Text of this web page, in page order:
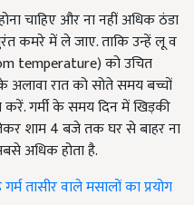
चाहिए और ना नहीं अधिक ठंडा
कमरे में ले जाए. ताकि उन्हें लू व
temperature) को उचित
रात को सोते समय बच्चों
गर्मी के समय दिन में खिड़की
शाम 4 बजे तक घर से बाहर ना
अधिक होता है.
तासीर वाले मसालों का प्रयोग